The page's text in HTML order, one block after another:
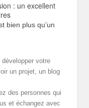
: un excellent
bien plus qu’un
votre
un projet, un blog
des personnes qui
et échangez avec